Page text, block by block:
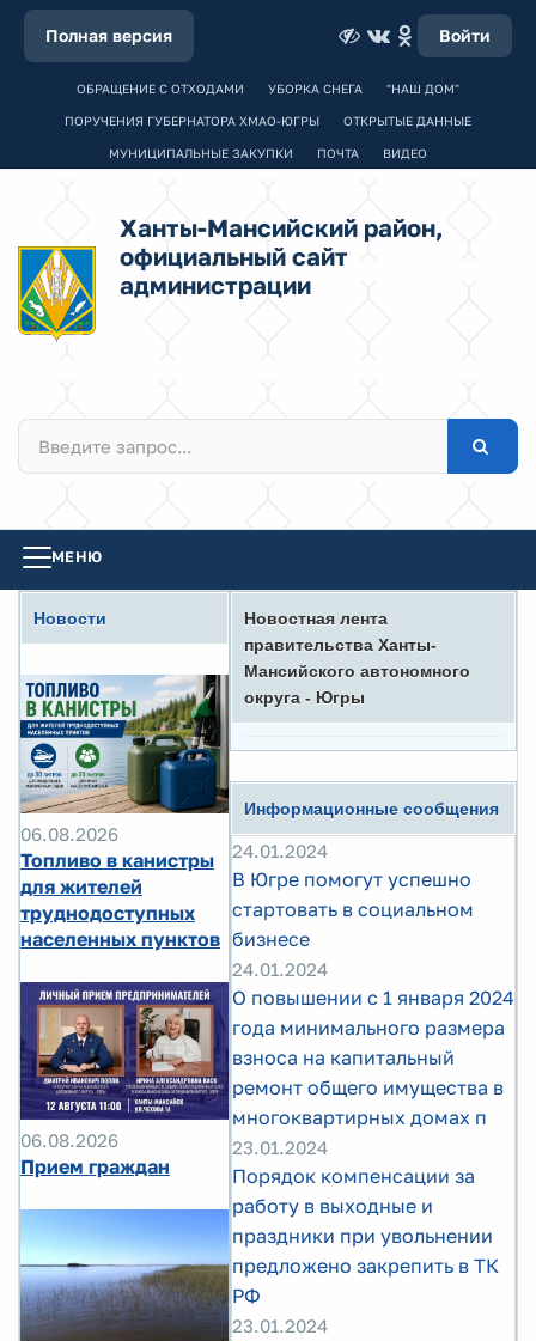
Полная версия Войти
ОБРАЩЕНИЕ С ОТХОДАМИ УБОРКА СНЕГА "НАШ ДОМ"
ПОРУЧЕНИЯ ГУБЕРНАТОРА ХМАО-ЮГРЫ ОТКРЫТЫЕ ДАННЫЕ
МУНИЦИПАЛЬНЫЕ ЗАКУПКИ ПОЧТА ВИДЕО
Ханты-Мансийский район,
официальный сайт
администрации
МЕНЮ
Новости
06.08.2026
Топливо в канистры
для жителей
труднодоступных
населенных пунктов
06.08.2026
Прием граждан
Новостная лента
правительства Ханты-
Мансийского автономного
округа - Югры
Информационные сообщения
24.01.2024
В Югре помогут успешно
стартовать в социальном
бизнесе
24.01.2024
О повышении с 1 января 2024
года минимального размера
взноса на капитальный
ремонт общего имущества в
многоквартирных домах п
23.01.2024
Порядок компенсации за
работу в выходные и
праздники при увольнении
предложено закрепить в ТК
РФ
23.01.2024